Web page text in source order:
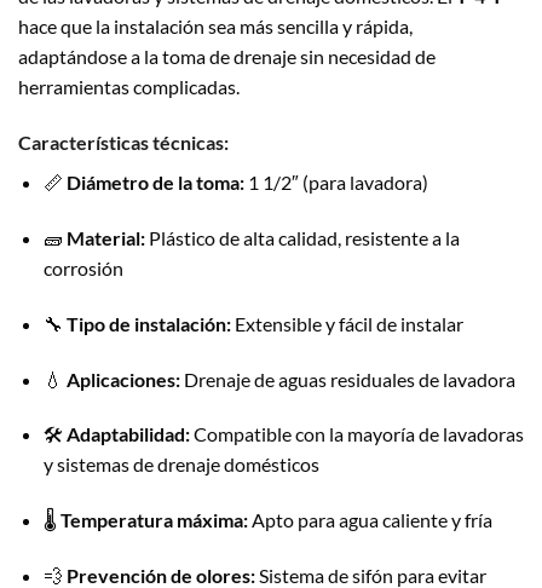
hace que la instalación sea más sencilla y rápida,
adaptándose a la toma de drenaje sin necesidad de
herramientas complicadas.
Características técnicas:
📏 Diámetro de la toma:1 1/2″ (para lavadora)
🧱 Material:Plástico de alta calidad, resistente a la
corrosión
🔧 Tipo de instalación:Extensible y fácil de instalar
💧 Aplicaciones:Drenaje de aguas residuales de lavadora
🛠️ Adaptabilidad:Compatible con la mayoría de lavadoras
y sistemas de drenaje domésticos
🌡️ Temperatura máxima:Apto para agua caliente y fría
💨 Prevención de olores:Sistema de sifón para evitar